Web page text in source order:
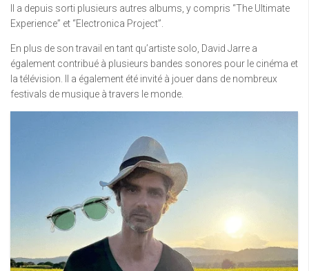
Il a depuis sorti plusieurs autres albums, y compris “The Ultimate
Experience” et “Electronica Project”.
En plus de son travail en tant qu’artiste solo, David Jarre a
également contribué à plusieurs bandes sonores pour le cinéma et
la télévision. Il a également été invité à jouer dans de nombreux
festivals de musique à travers le monde.